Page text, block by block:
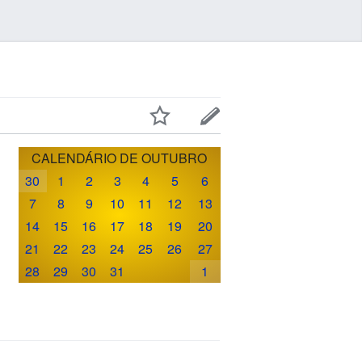
CALENDÁRIO DE OUTUBRO
30
1 2 3 4 5
6
7
8 9 10 11 12
13
14
15 16 17 18 19
20
21
22 23 24 25 26
27
28
29 30 31 1